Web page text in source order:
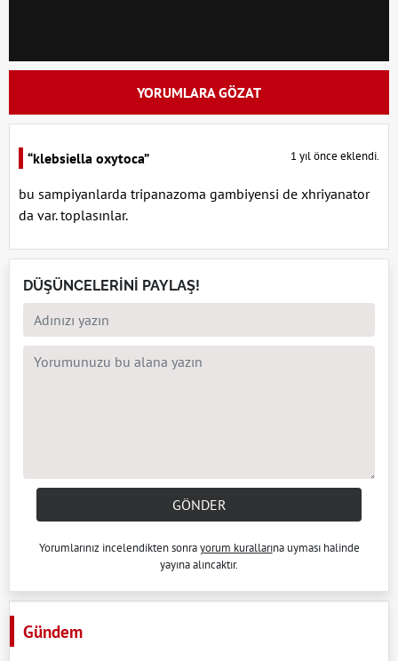
YORUMLARA GÖZAT
“klebsiella oxytoca” 1 yıl önce eklendi.
bu sampiyanlarda tripanazoma gambiyensi de xhriyanator
da var. toplasınlar.
DÜŞÜNCELERİNİ PAYLAŞ!
GÖNDER
Yorumlarınız incelendikten sonrayorum kurallarına uyması halinde
yayına alıncaktır.
Gündem